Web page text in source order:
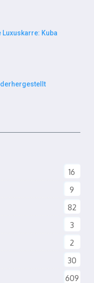
Kuba
16
9
82
3
2
30
609